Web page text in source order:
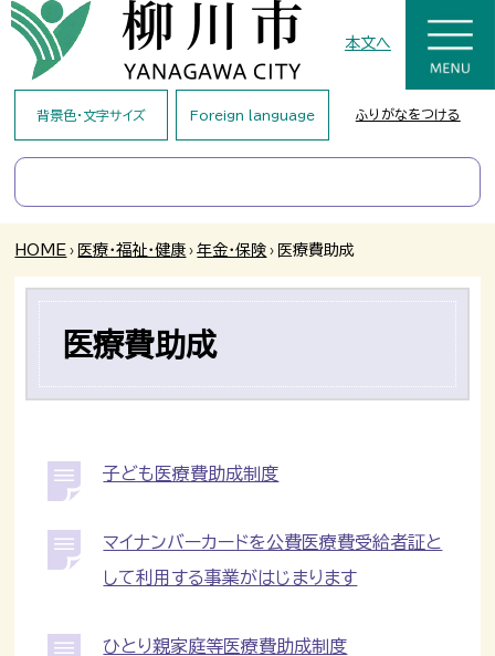
本文へ
背景色・文字サイズ Foreign language ふりがなをつける
HOME › 医療・福祉・健康 › 年金・保険 › 医療費助成
医療費助成
子ども医療費助成制度
マイナンバーカードを公費医療費受給者証と
して利用する事業がはじまります
ひとり親家庭等医療費助成制度